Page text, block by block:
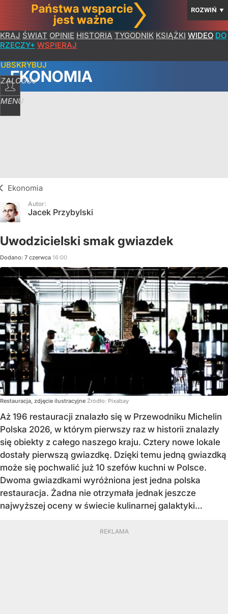
ROZWIŃ ▼
KRAJ ŚWIAT OPINIE HISTORIA TYGODNIK KSIĄŻKI WIDEO DO
RZECZY+ WSPIERAJ
ZALOGUJ
MENU
EKONOMIA
Ekonomia
Autor:
Jacek Przybylski
Uwodzicielski smak gwiazdek
Dodano: 7 czerwca 16:00
Restauracja, zdjęcie ilustracyjne Źródło: Pixabay
Aż 196 restauracji znalazło się w Przewodniku Michelin
Polska 2026, w którym pierwszy raz w historii znalazły
się obiekty z całego naszego kraju. Cztery nowe lokale
dostały pierwszą gwiazdkę. Dzięki temu jedną gwiazdką
może się pochwalić już 10 szefów kuchni w Polsce.
Dwoma gwiazdkami wyróżniona jest jedna polska
restauracja. Żadna nie otrzymała jednak jeszcze
najwyższej oceny w świecie kulinarnej galaktyki…